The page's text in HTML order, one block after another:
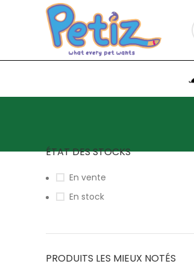
ÉTAT DES STOCKS
En vente
En stock
PRODUITS LES MIEUX NOTÉS